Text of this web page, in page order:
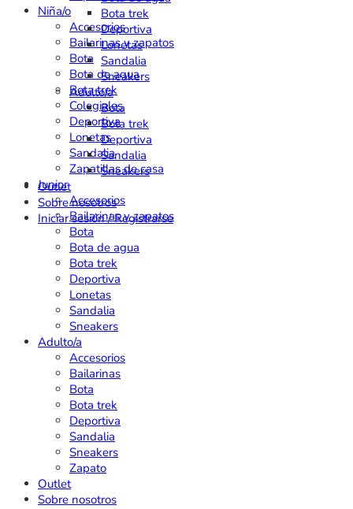
Niña/o
Accesorios
Bailarinas y zapatos
Bota
Bota de agua
Bota trek
Colegiales
Deportiva
Lonetas
Sandalia
Zapatillas de casa
Junior
Accesorios
Bailarinas y zapatos
Bota
Bota de agua
Bota trek
Deportiva
Lonetas
Sandalia
Sneakers
Adulto/a
Accesorios
Bailarinas
Bota
Bota trek
Deportiva
Sandalia
Sneakers
Zapato
Outlet
Sobre nosotros
Bota trek
Deportiva
Lonetas
Sandalia
Sneakers
Adulto/a
Bota
Bota trek
Deportiva
Sandalia
Sneakers
Outlet
Sobre nosotros
Iniciar sesión / Registrarse